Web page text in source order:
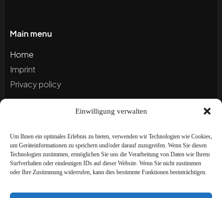
Einwilligung verwalten
Um Ihnen ein optimales Erlebnis zu bieten, verwenden wir Technologien wie Cookies,
um Geräteinformationen zu speichern und/oder darauf zuzugreifen. Wenn Sie diesen
Technologien zustimmen, ermöglichen Sie uns die Verarbeitung von Daten wie Ihrem
Surfverhalten oder eindeutigen IDs auf dieser Website. Wenn Sie nicht zustimmen
oder Ihre Zustimmung widerrufen, kann dies bestimmte Funktionen beeinträchtigen.
Main menu
Home
Imprint
Privacy policy
Newsletter